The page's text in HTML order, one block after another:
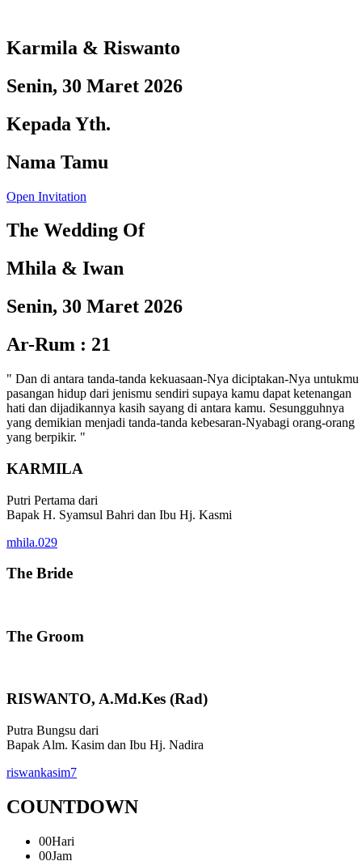
Karmila & Riswanto
Senin, 30 Maret 2026
Kepada Yth.
Nama Tamu
Open Invitation
The Wedding Of
Mhila & Iwan
Senin, 30 Maret 2026
Ar-Rum : 21
" Dan di antara tanda-tanda kekuasaan-Nya diciptakan-Nya untukmu
pasangan hidup dari jenismu sendiri supaya kamu dapat ketenangan
hati dan dijadikannya kasih sayang di antara kamu. Sesungguhnya
yang demikian menjadi tanda-tanda kebesaran-Nyabagi orang-orang
yang berpikir. "
KARMILA
Putri Pertama dari
Bapak H. Syamsul Bahri dan Ibu Hj. Kasmi
mhila.029
The Bride
The Groom
RISWANTO, A.Md.Kes (Rad)
Putra Bungsu dari
Bapak Alm. Kasim dan Ibu Hj. Nadira
riswankasim7
COUNTDOWN
00Hari
00Jam